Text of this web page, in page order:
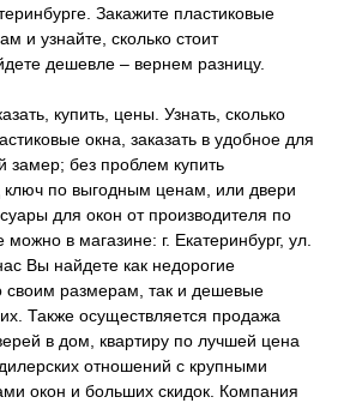
Закажите пластиковые
и узнайте, сколько стоит
дешевле – вернем разницу.
купить, цены. Узнать, сколько
окна, заказать в удобное для
замер; без проблем купить
ключ по выгодным ценам, или двери
для окон от производителя по
можно в магазине: г. Екатеринбург, ул.
Вы найдете как недорогие
своим размерам, так и дешевые
Также осуществляется продажа
в дом, квартиру по лучшей цена
отношений с крупными
окон и больших скидок. Компания